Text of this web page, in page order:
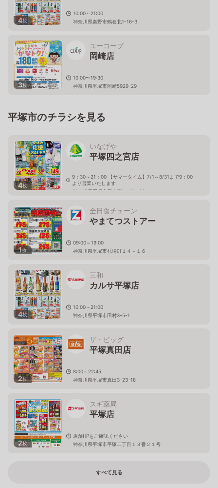
4枚
10:00～21:00
神奈川県秦野市鶴巻北1-16-3
3枚
ユーコープ
岡崎店
10:00〜19:30
神奈川県平塚市岡崎5929-29
平塚市のチラシを見る
4枚
いなげや
平塚四之宮店
9：30～21：00 【サマータイム】7/1～8/31まで9：00
より営業いたします
神奈川県平塚市四之宮1－13－30
1枚
全日食チェーン
やまてつストアー
09:00～19:00
神奈川県平塚市札場町１４－１６
4枚
三和
カルサ平塚店
10:00～21:00
神奈川県平塚市田村3-5-1
2枚
ザ・ビッグ
平塚真田店
8:00～22:45
神奈川県平塚市真田3-23-18
2枚
スギ薬局
平塚店
店舗HPをご確認ください
神奈川県平塚市平塚二丁目１３番２１号
すべて見る